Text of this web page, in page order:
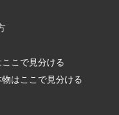
こで見分ける
はここで見分ける